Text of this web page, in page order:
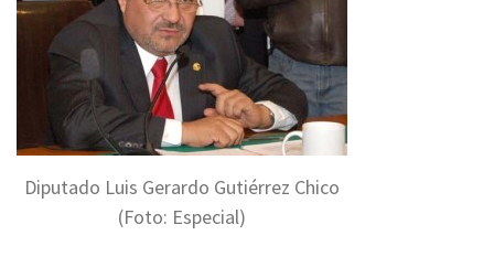
Diputado Luis Gerardo Gutiérrez Chico
(Foto: Especial)